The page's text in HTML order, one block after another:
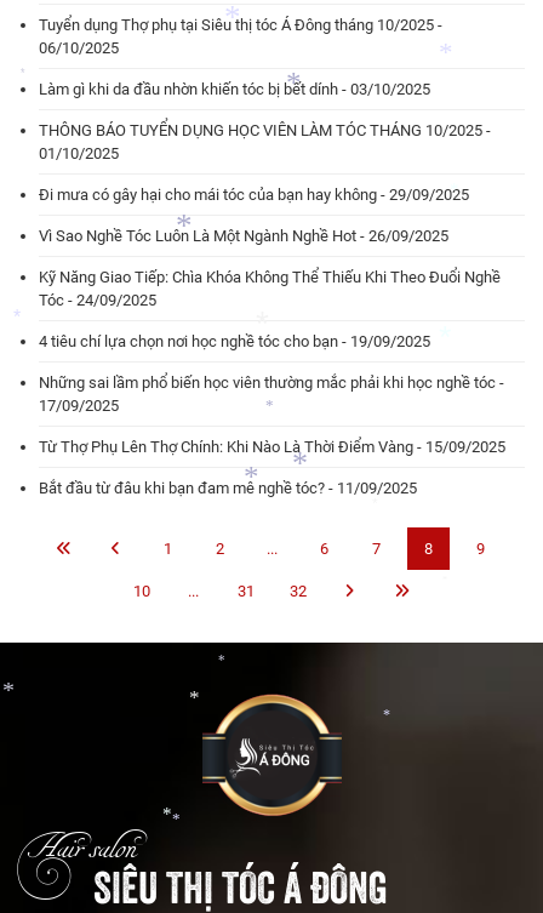
*
*
*
*
*
*
*
*
*
*
*
*
Tuyển dụng Thợ phụ tại Siêu thị tóc Á Đông tháng 10/2025 -
06/10/2025
Làm gì khi da đầu nhờn khiến tóc bị bết dính - 03/10/2025
THÔNG BÁO TUYỂN DỤNG HỌC VIÊN LÀM TÓC THÁNG 10/2025 -
01/10/2025
Đi mưa có gây hại cho mái tóc của bạn hay không - 29/09/2025
Vì Sao Nghề Tóc Luôn Là Một Ngành Nghề Hot - 26/09/2025
Kỹ Năng Giao Tiếp: Chìa Khóa Không Thể Thiếu Khi Theo Đuổi Nghề
Tóc - 24/09/2025
4 tiêu chí lựa chọn nơi học nghề tóc cho bạn - 19/09/2025
Những sai lầm phổ biến học viên thường mắc phải khi học nghề tóc -
17/09/2025
Từ Thợ Phụ Lên Thợ Chính: Khi Nào Là Thời Điểm Vàng - 15/09/2025
Bắt đầu từ đâu khi bạn đam mê nghề tóc? - 11/09/2025
1 2 ... 6 7 8 9
10 ... 31 32
Hair salon
SIÊU THỊ TÓC Á ĐÔNG